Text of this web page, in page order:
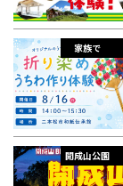
家族で
開成山公園